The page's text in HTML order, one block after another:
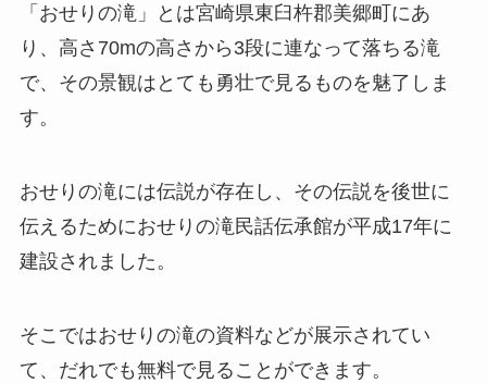
「おせりの滝」とは宮崎県東臼杵郡美郷町にあ
り、高さ70mの高さから3段に連なって落ちる滝
で、その景観はとても勇壮で見るものを魅了しま
す。
おせりの滝には伝説が存在し、その伝説を後世に
伝えるためにおせりの滝民話伝承館が平成17年に
建設されました。
そこではおせりの滝の資料などが展示されてい
て、だれでも無料で見ることができます。